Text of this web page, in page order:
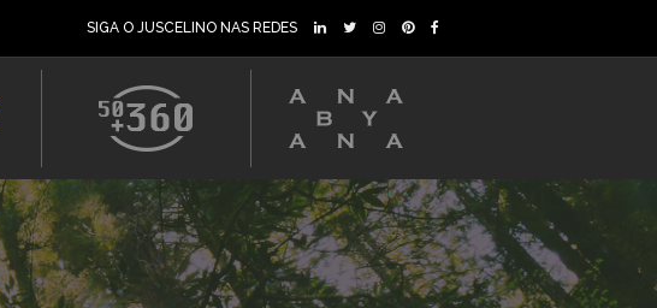
SIGA O JUSCELINO NAS REDES